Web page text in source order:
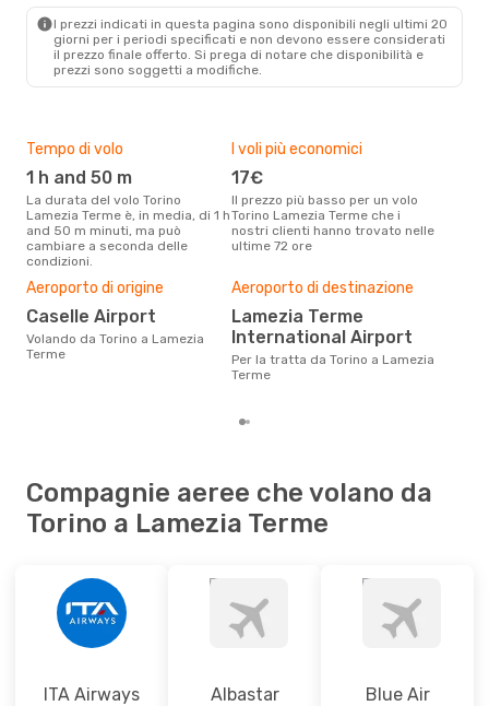
I prezzi indicati in questa pagina sono disponibili negli ultimi 20
giorni per i periodi specificati e non devono essere considerati
il ​​prezzo finale offerto. Si prega di notare che disponibilità e
prezzi sono soggetti a modifiche.
Tempo di volo
1 h and 50 m
La durata del volo Torino
Lamezia Terme è, in media, di 1 h
and 50 m minuti, ma può
cambiare a seconda delle
condizioni.
I voli più economici
17€
Il prezzo più basso per un volo
Torino Lamezia Terme che i
nostri clienti hanno trovato nelle
ultime 72 ore
Aeroporto di origine
Caselle Airport
Volando da Torino a Lamezia
Terme
Aeroporto di destinazione
Lamezia Terme
International Airport
Per la tratta da Torino a Lamezia
Terme
Compagnie aeree che volano da
Torino a Lamezia Terme
ITA Airways Albastar Blue Air